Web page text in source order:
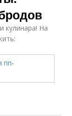
кулинара! На